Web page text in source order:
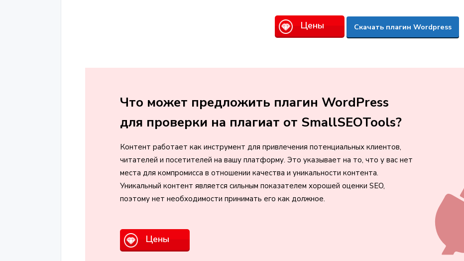
Цены Скачать плагин Wordpress
Что может предложить плагин WordPress
для проверки на плагиат от SmallSEOTools?
Контент работает как инструмент для привлечения потенциальных клиентов,
читателей и посетителей на вашу платформу. Это указывает на то, что у вас нет
места для компромисса в отношении качества и уникальности контента.
Уникальный контент является сильным показателем хорошей оценки SEO,
поэтому нет необходимости принимать его как должное.
Цены